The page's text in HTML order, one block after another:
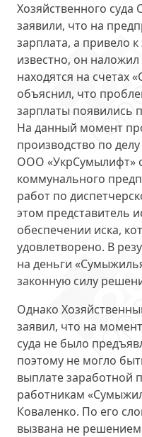
Хозяйственного суда
заявили, что на
зарплата, а привело
известно, он
находятся на счетах
объяснил, что
зарплаты появились
На данный момент
производство по
ООО «УкрСумылифт»
коммунального
работ по
этом представитель
обеспечении иска,
удовлетворено. В
на деньги
законную силу
Однако
заявил, что на
суда не было
поэтому не могло
выплате заработной
работникам
Коваленко. По его
вызвана не